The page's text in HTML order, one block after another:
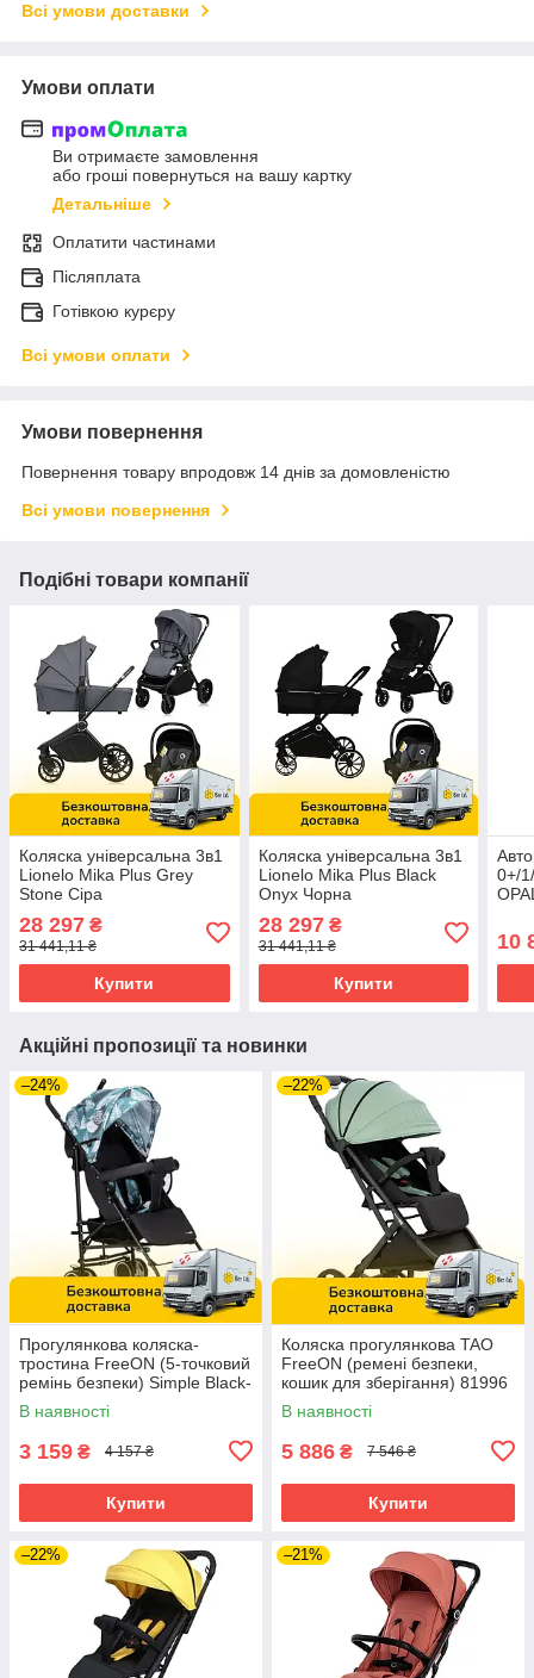
Всі умови доставки
Умови оплати
Ви отримаєте замовлення
або гроші повернуться на вашу картку
Детальніше
Оплатити частинами
Післяплата
Готівкою курєру
Всі умови оплати
Умови повернення
Повернення товару впродовж 14 днів за домовленістю
Всі умови повернення
Подібні товари компанії
Коляска універсальна 3в1
Lionelo Mika Plus Grey
Stone Сіра
28 297 ₴
31 441,11 ₴
Купити
Коляска універсальна 3в1
Lionelo Mika Plus Black
Onyx Чорна
28 297₴
31 441,11 ₴
Купити
0+/
10
Акційні пропозиції та новинки
–24%
Прогулянкова коляска-
тростина FreeON (5-точковий
ремінь безпеки) Simple Black-
Blue 8556 Чорно-блакитна
В наявності
3 159 ₴ 4 157 ₴
Купити
–22%
Коляска прогулянкова TAO
FreeON (ремені безпеки,
кошик для зберігання) 81996
Зелена
В наявності
5 886 ₴ 7 546 ₴
Купити
–22% –21%